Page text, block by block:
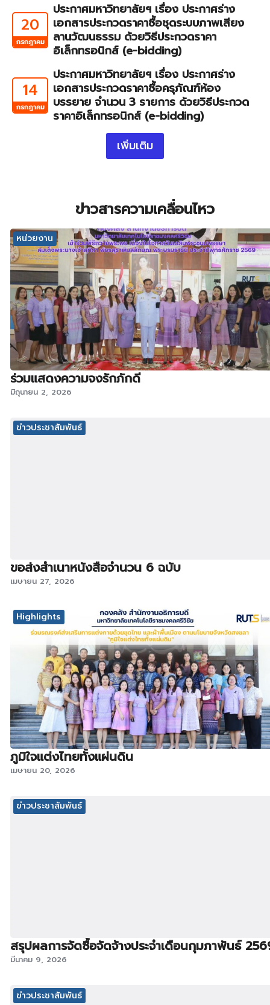
20
กรกฎาคม
ประกาศมหาวิทยาลัยฯ เรื่อง ประกาศร่าง
เอกสารประกวดราคาซื้อชุดระบบภาพเสียง
ลานวัฒนธรรม ด้วยวิธีประกวดราคา
อิเล็กทรอนิกส์ (e-bidding)
14
กรกฎาคม
ประกาศมหาวิทยาลัยฯ เรื่อง ประกาศร่าง
เอกสารประกวดราคาซื้อครุภัณฑ์ห้อง
บรรยาย จำนวน 3 รายการ ด้วยวิธีประกวด
ราคาอิเล็กทรอนิกส์ (e-bidding)
เพิ่มเติม
ข่าวสารความเคลื่อนไหว
หน่วยงาน
ร่วมแสดงความจงรักภักดี
มิถุนายน 2, 2026
ข่าวประชาสัมพันธ์
ขอส่งสำเนาหนังสือจำนวน 6 ฉบับ
เมษายน 27, 2026
Highlights
ภูมิใจแต่งไทยทั้งแผ่นดิน
เมษายน 20, 2026
ข่าวประชาสัมพันธ์
สรุปผลการจัดซื้อจัดจ้างประจำเดือนกุมภาพันธ์
มีนาคม 9, 2026
ข่าวประชาสัมพันธ์